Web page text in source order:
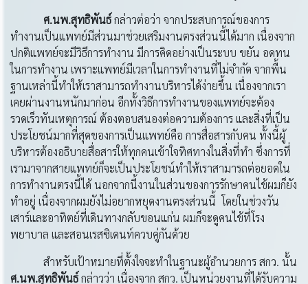
ศ.นพ.สุทธิพันธ์กล่าวต่อว่า จากประสบการณ์ของการ
ทำงานเป็นแพทย์มีส่วนมาช่วยเสริมงานตรงส่วนนี้ได้มาก เนื่องจาก
ปกติแพทย์จะมีวิธีการทำงาน มีการคิดอย่างเป็นระบบ ขยัน อดทน
ในการทำงาน เพราะแพทย์มีเวลาในการทำงานที่ไม่จำกัด จากพื้น
ฐานเหล่านี้ทำให้เราสามารถทำงานบริหารได้ง่ายขึ้น เนื่องจากเรา
เคยผ่านงานหนักมาก่อน อีกทั้งวิธีการทำงานของแพทย์จะต้อง
รวดเร็วทันเหตุการณ์ ต้องตอบสนองต่อความต้องการ และสิ่งที่เป็น
ประโยชน์มากที่สุดของการเป็นแพทย์คือ การสื่อสารกับคน ทั้งนี้ผู้
บริหารต้องอธิบายสื่อสารให้ทุกคนเข้าใจทิศทางในสิ่งที่ทำ ซึ่งการที่
เรามาจากสายแพทย์ก็จะเป็นประโยชน์ทำให้เราสามารถต่อยอดใน
การทำงานตรงนี้ได้ นอกจากนี้งานในส่วนของการรักษาคนไข้ผมก็ยัง
ทำอยู่ เนื่องจากผมยังไม่อยากหยุดงานตรงส่วนนี้ โดยในช่วงวัน
เสาร์และอาทิตย์ที่เดินทางกลับขอนแก่น ผมก็จะดูคนไข้ที่โรง
พยาบาล และสอนเรสซิเดนท์ควบคู่กันด้วย
สำหรับเป้าหมายที่ตั้งใจจะทำในฐานะผู้อำนวยการ สกว. นั้น
ศ.นพ.สุทธิพันธ์กล่าวว่า เนื่องจาก สกว. เป็นหน่วยงานที่ได้รับความ